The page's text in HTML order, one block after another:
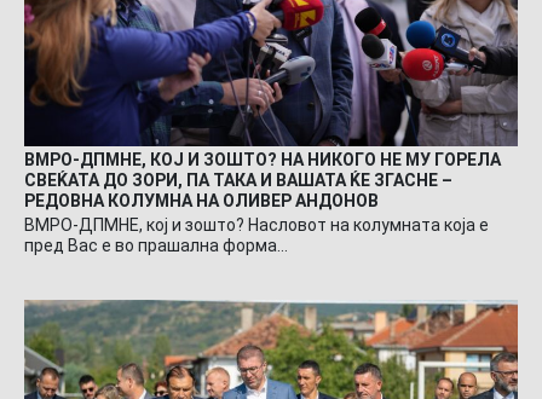
ВМРО-ДПМНЕ, КОЈ И ЗОШТО? НА НИКОГО НЕ МУ ГОРЕЛА
СВЕЌАТА ДО ЗОРИ, ПА ТАКА И ВАШАТА ЌЕ ЗГАСНЕ –
РЕДОВНА КОЛУМНА НА ОЛИВЕР АНДОНОВ
ВМРО-ДПМНЕ, кој и зошто? Насловот на колумната која е
пред Вас е во прашална форма…